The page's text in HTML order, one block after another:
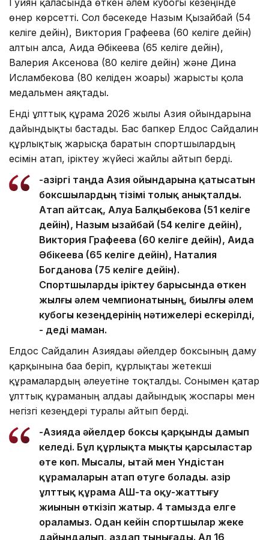
өнер көрсетті. Сол бәсекеде Назым Қызайбай (54
келіге дейін), Виктория Графеева (60 келіге дейін)
алтын алса, Аида Әбікеева (65 келіге дейін),
Валерия Аксенова (80 келіге дейін) және Дина
Исламбекова (80 келіден жоғары) жарысты қола
медальмен аяқтады.
Енді ұлттық құрама 2026 жылғы Азия ойындарына
дайындықты бастады. Бас бапкер Елдос Сайдалин
құрлықтық жарысқа баратын спортшылардың
есімін атап, іріктеу жүйесі жайлы айтып берді.
-Қазіргі таңда Азия ойындарына қатысатын
боксшылардың тізімі толық анықталды.
Атап айтсақ, Алуа Балқыбекова (51 келіге
дейін), Назым Қызайбай (54 келіге дейін),
Виктория Графеева (60 келіге дейін), Аида
Әбікеева (65 келіге дейін), Наталия
Богданова (75 келіге дейін).
Спортшыларды іріктеу барысында өткен
жылғы әлем чемпионатының, биылғы әлем
кубогы кезеңдерінің нәтижелері ескерілді,
- деді маман.
Елдос Сайдалин Азиядағы әйелдер боксының даму
қарқынына баға беріп, құрлықтағы жетекші
құрамалардың әлеуетіне тоқталды. Сонымен қатар
ұлттық құраманың алдағы дайындық жоспары мен
негізгі кезеңдері туралы айтып берді.
-Азияда әйелдер боксы қарқынды дамып
келеді. Бұл құрлықта мықты қарсыластар
өте көп. Мысалы, Қытай мен Үндістан
құрамаларын атап өтуге болады. Қазір
ұлттық құрама АҚШ-та оқу-жаттығу
жиынын өткізіп жатыр. 4 тамызда елге
ораламыз. Одан кейін спортшылар жеке
дайындалып, аздап тынығады. Ал 16